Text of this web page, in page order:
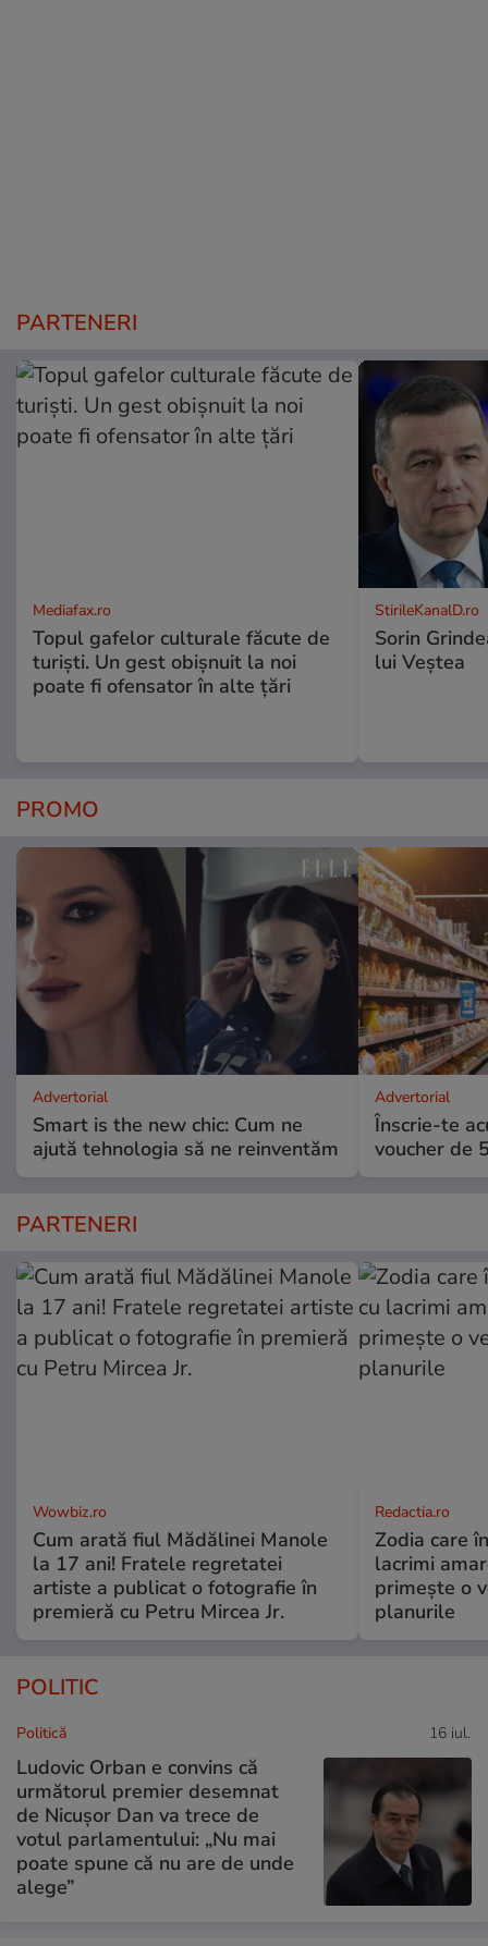
PARTENERI
Mediafax.ro
Topul gafelor culturale făcute de
turiști. Un gest obișnuit la noi
poate fi ofensator în alte țări
StirileKanalD.ro
Sorin
lui Veștea
PROMO
Advertorial
Smart is the new chic: Cum ne
ajută tehnologia să ne reinventăm
Advertorial
Înscrie-te
voucher de
PARTENERI
Wowbiz.ro
Cum arată fiul Mădălinei Manole
la 17 ani! Fratele regretatei
artiste a publicat o fotografie în
premieră cu Petru Mircea Jr.
Redactia.ro
Zodia care
lacrimi
primește o
planurile
POLITIC
Politică 16 iul.
Ludovic Orban e convins că
următorul premier desemnat
de Nicușor Dan va trece de
votul parlamentului: „Nu mai
poate spune că nu are de unde
alege”